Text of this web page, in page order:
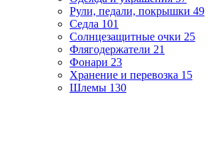
Рули, педали, покрышки 49
Седла 101
Солнцезащитные очки 25
Флягодержатели 21
Фонари 23
Хранение и перевозка 15
Шлемы 130